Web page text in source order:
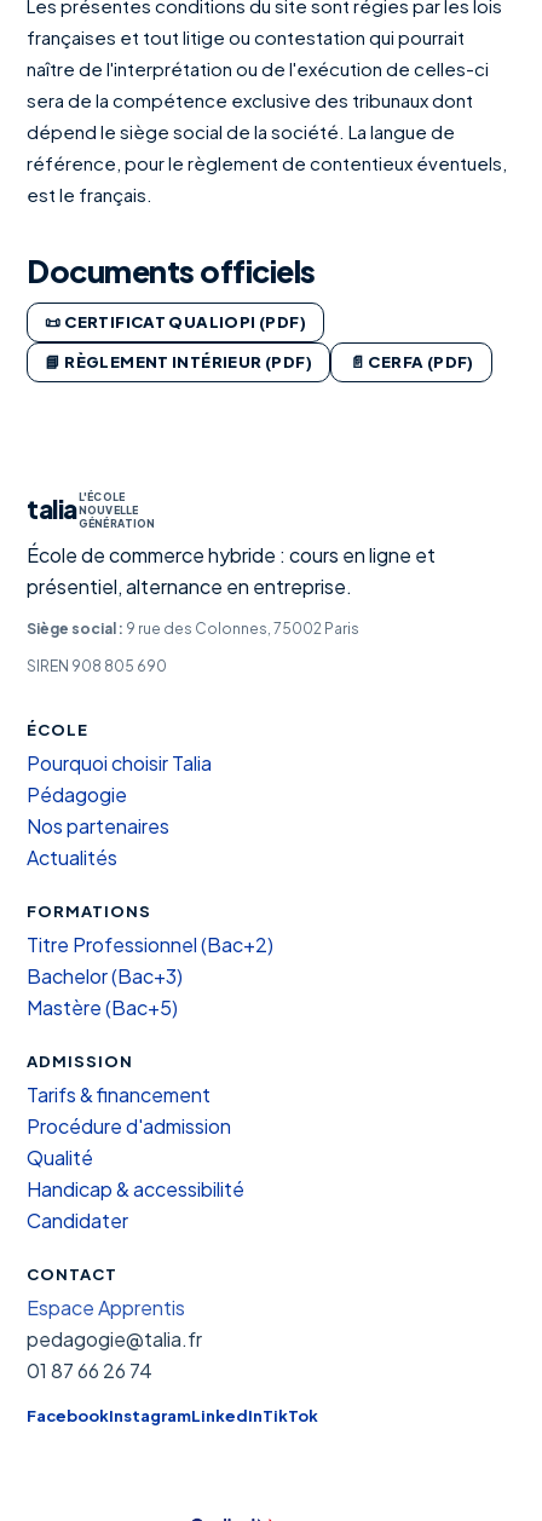
Les présentes conditions du site sont régies par les lois
françaises et tout litige ou contestation qui pourrait
naître de l'interprétation ou de l'exécution de celles-ci
sera de la compétence exclusive des tribunaux dont
dépend le siège social de la société. La langue de
référence, pour le règlement de contentieux éventuels,
est le français.
Documents officiels
📜 CERTIFICAT QUALIOPI (PDF)
📘 RÈGLEMENT INTÉRIEUR (PDF) 📄 CERFA (PDF)
taliaL'ÉCOLE
NOUVELLE
GÉNÉRATION
École de commerce hybride : cours en ligne et
présentiel, alternance en entreprise.
Siège social : 9 rue des Colonnes, 75002 Paris
SIREN 908 805 690
ÉCOLE
Pourquoi choisir Talia
Pédagogie
Nos partenaires
Actualités
FORMATIONS
Titre Professionnel (Bac+2)
Bachelor (Bac+3)
Mastère (Bac+5)
ADMISSION
Tarifs & financement
Procédure d'admission
Qualité
Handicap & accessibilité
Candidater
CONTACT
Espace Apprentis
pedagogie@talia.fr
01 87 66 26 74
FacebookInstagramLinkedInTikTok